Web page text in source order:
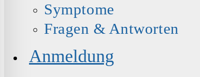
Symptome
Fragen & Antworten
Anmeldung